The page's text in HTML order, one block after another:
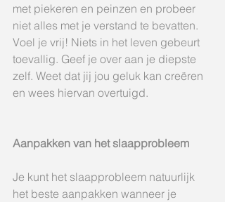
met piekeren en peinzen en probeer
niet alles met je verstand te bevatten.
Voel je vrij! Niets in het leven gebeurt
toevallig. Geef je over aan je diepste
zelf. Weet dat jij jou geluk kan creëren
en wees hiervan overtuigd.
Aanpakken van het slaapprobleem
Je kunt het slaapprobleem natuurlijk
het beste aanpakken wanneer je